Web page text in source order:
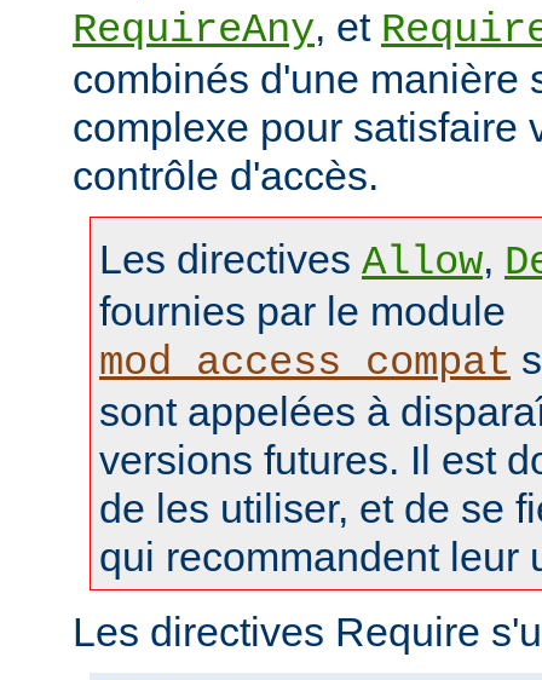
RequireAny, et
combinés d'une manière
complexe pour satisfaire
contrôle d'accès.
Les directives Allow,
fournies par le module
mod_access_compat
sont appelées à
versions futures. Il est
de les utiliser, et de se
qui recommandent leur
Les directives Require